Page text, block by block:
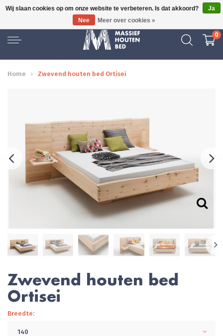
GRATIS BEZORGD
0
Home Zwevend houten bed Ortisei
Zwevend houten bed
Ortisei
Breedte:
140
Wij slaan cookies op om onze website te verbeteren. Is dat akkoord?
Ja
Nee
Meer over cookies »